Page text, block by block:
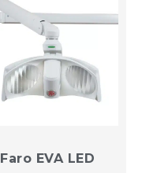
Faro EVA LED